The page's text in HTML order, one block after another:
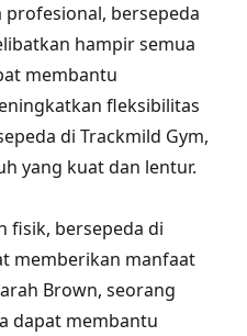
bersepeda
hampir semua
membantu
fleksibilitas
di Trackmild Gym,
yang kuat dan lentur.
fisik, bersepeda di
memberikan manfaat
Brown, seorang
dapat membantu